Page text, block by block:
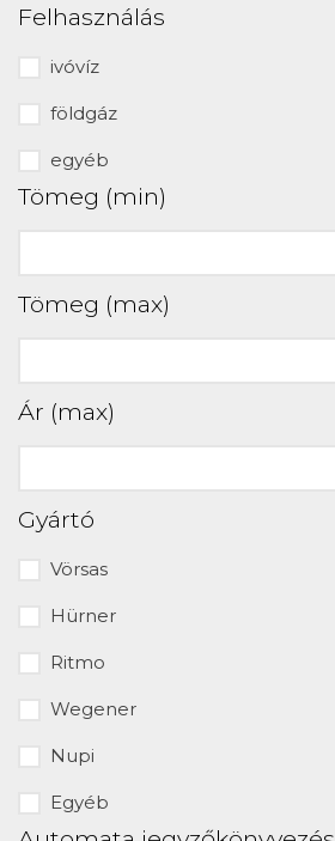
Felhasználás
ivóvíz
földgáz
egyéb
Tömeg (min)
Tömeg (max)
Ár (max)
Gyártó
Vörsas
Hürner
Ritmo
Wegener
Nupi
Egyéb